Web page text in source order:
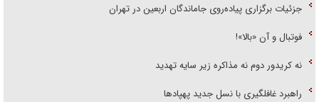
جزئیات برگزاری پیاده‌روی جاماندگان اربعین در تهران
فوتبال و آن «بالا»!
نه کریدور دوم نه مذاکره زیر سایه تهدید
راهبرد غافلگیری با نسل جدید پهپاد‌ها